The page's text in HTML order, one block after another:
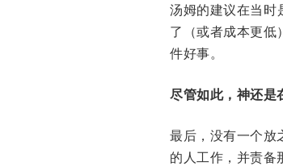
汤姆的建议在当时
了（或者成本更低
件好事。
尽管如此，神还是
最后，没有一个放
的人工作，并责备